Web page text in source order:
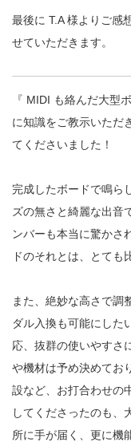
最後に T.A 様よりご感
せていただきます。
『 MIDI も絡んだ大型
に知識をご教示いただ
てくださいました！
完成したボードで鳴ら
ズの無さと綺麗な出音
ンバーも本当に驚かさ
ドのそれとは、とても
また、絶妙な高さで調
ダル入換も可能にした
応、抜群の使いやすさ
や機材は予め決めてお
設など、お打合わせの
してくださったのも、
所に手が届く、更に機